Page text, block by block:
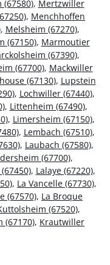
, Mertzwiller
, Menchhoffen
, Melsheim (67270),
(67150), Marmoutier
(67390),
(67700), Mackwiller
(67130), Lupstein
, Lochwiller (67440),
, Littenheim (67490),
, Limersheim (67150),
, Lembach (67510),
, Laubach (67580),
(67700),
, Lalaye (67220),
, La Vancelle (67730),
(67570), La Broque
(67520),
(67170), Krautwiller